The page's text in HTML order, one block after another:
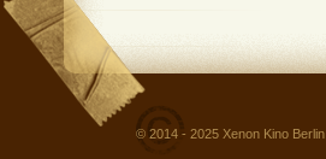
© 2014 - 2025 Xenon Kino Berlin